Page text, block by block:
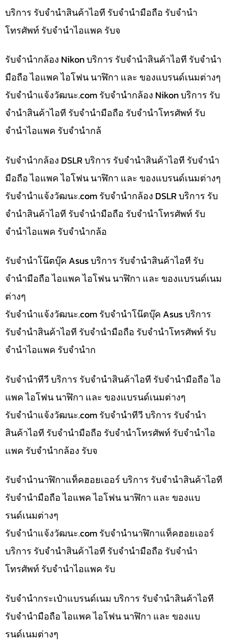
บริการ รับจำนำสินค้าไอที รับจำนำมือถือ รับจำนำ
โทรศัพท์ รับจำนำไอแพค รับจ
รับจำนำกล้อง Nikon บริการ รับจำนำสินค้าไอที รับจำนำ
มือถือ ไอแพค ไอโฟน นาฬิกา และ ของแบรนด์เนมต่างๆ
รับจํานําแจ้งวัฒนะ.com รับจำนำกล้อง Nikon บริการ รับ
จำนำสินค้าไอที รับจำนำมือถือ รับจำนำโทรศัพท์ รับ
จำนำไอแพค รับจำนำกล้
รับจำนำกล้อง DSLR บริการ รับจำนำสินค้าไอที รับจำนำ
มือถือ ไอแพค ไอโฟน นาฬิกา และ ของแบรนด์เนมต่างๆ
รับจํานําแจ้งวัฒนะ.com รับจำนำกล้อง DSLR บริการ รับ
จำนำสินค้าไอที รับจำนำมือถือ รับจำนำโทรศัพท์ รับ
จำนำไอแพค รับจำนำกล้อ
รับจำนำโน๊ตบุ๊ค Asus บริการ รับจำนำสินค้าไอที รับ
จำนำมือถือ ไอแพค ไอโฟน นาฬิกา และ ของแบรนด์เนม
ต่างๆ
รับจํานําแจ้งวัฒนะ.com รับจำนำโน๊ตบุ๊ค Asus บริการ
รับจำนำสินค้าไอที รับจำนำมือถือ รับจำนำโทรศัพท์ รับ
จำนำไอแพค รับจำนำก
รับจำนำทีวี บริการ รับจำนำสินค้าไอที รับจำนำมือถือ ไอ
แพค ไอโฟน นาฬิกา และ ของแบรนด์เนมต่างๆ
รับจํานําแจ้งวัฒนะ.com รับจำนำทีวี บริการ รับจำนำ
สินค้าไอที รับจำนำมือถือ รับจำนำโทรศัพท์ รับจำนำไอ
แพค รับจำนำกล้อง รับจ
รับจำนำนาฬิกาแท็คฮอยเออร์ บริการ รับจำนำสินค้าไอที
รับจำนำมือถือ ไอแพค ไอโฟน นาฬิกา และ ของแบ
รนด์เนมต่างๆ
รับจํานําแจ้งวัฒนะ.com รับจำนำนาฬิกาแท็คฮอยเออร์
บริการ รับจำนำสินค้าไอที รับจำนำมือถือ รับจำนำ
โทรศัพท์ รับจำนำไอแพค รับ
รับจำนำกระเป๋าแบรนด์เนม บริการ รับจำนำสินค้าไอที
รับจำนำมือถือ ไอแพค ไอโฟน นาฬิกา และ ของแบ
รนด์เนมต่างๆ